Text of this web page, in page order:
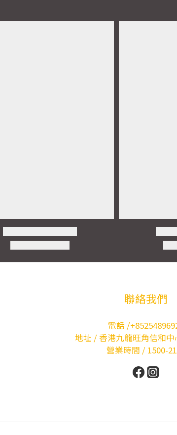
聯絡我們
電話 /
地址 / 香港九龍旺角信和中
營業時間 / 1500-